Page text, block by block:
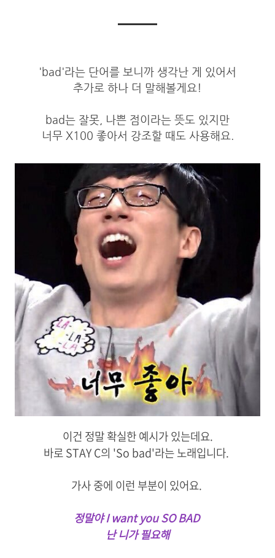
'bad'라는 단어를 보니까 생각난 게 있어서
추가로 하나 더 말해볼게요!
bad는 잘못, 나쁜 점이라는 뜻도 있지만
너무 X100 좋아서 강조할 때도 사용해요.
이건 정말 확실한 예시가 있는데요.
바로 STAY C의 'So bad'라는 노래입니다.
가사 중에 이런 부분이 있어요.
정말야 I want you SO BAD
난 니가 필요해